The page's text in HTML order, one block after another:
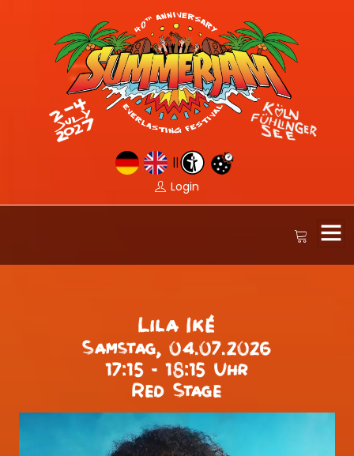
||
Login
Lila Iké
Samstag, 04.07.2026
17:15 - 18:15 Uhr
Red Stage